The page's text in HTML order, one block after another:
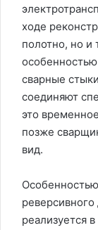
ходе
полотно, но
сварные
соединяют
это
позже
вид.
реализуется